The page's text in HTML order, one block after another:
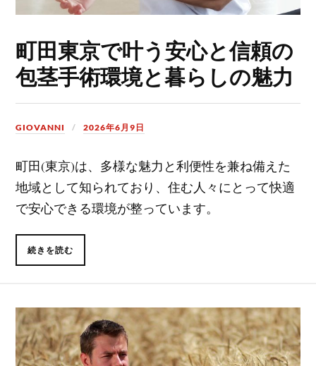
町田東京で叶う安心と信頼の
包茎手術環境と暮らしの魅力
GIOVANNI 2026年6月9日
町田(東京)は、多様な魅力と利便性を兼ね備えた
地域として知られており、住む人々にとって快適
で安心できる環境が整っています。
続きを読む